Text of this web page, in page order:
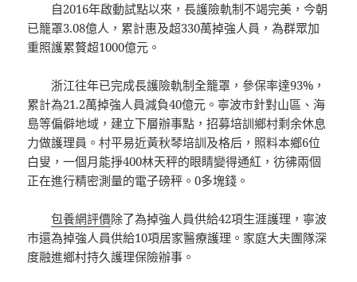
自2016年啟動試點以來，長護險軌制不竭完美，今朝
已籠罩3.08億人，累計惠及超330萬掉強人員，為群眾加
重照護累贅超1000億元。
浙江往年已完成長護險軌制全籠罩，參保率達93%，
累計為21.2萬掉強人員減負40億元。寧波市針對山區、海
島等偏僻地域，建立下層辦事點，招募培訓鄉村剩余休息
力做護理員。村平易近黃秋琴培訓及格后，照料本鄉6位
白叟，一個月能掙400林天秤的眼睛變得通紅，彷彿兩個
正在進行精密測量的電子磅秤。0多塊錢。
包養網評價除了為掉強人員供給42項生涯護理，寧波
市還為掉強人員供給10項居家醫療護理。家庭大夫團隊深
度融進鄉村持久護理保險辦事。